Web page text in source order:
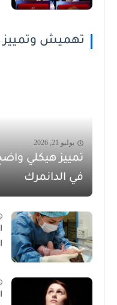
تهميش وتمييز
يوليو 21, 2026
تمييز هيكلي
في الدانمرك